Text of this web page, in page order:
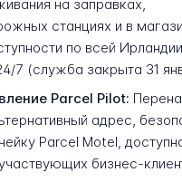
на заправках,
станциях и в
по всей
7 (служба закрыта 31
Parcel Pilot:
адрес,
Parcel Motel,
бизнес-